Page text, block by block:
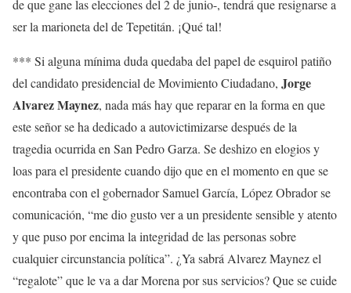
de que gane las elecciones del 2 de junio-, tendrá que resignarse a
ser la marioneta del de Tepetitán. ¡Qué tal!
*** Si alguna mínima duda quedaba del papel de esquirol patiño
del candidato presidencial de Movimiento Ciudadano, Jorge
Alvarez Maynez, nada más hay que reparar en la forma en que
este señor se ha dedicado a autovictimizarse después de la
tragedia ocurrida en San Pedro Garza. Se deshizo en elogios y
loas para el presidente cuando dijo que en el momento en que se
encontraba con el gobernador Samuel García, López Obrador se
comunicación, “me dio gusto ver a un presidente sensible y atento
y que puso por encima la integridad de las personas sobre
cualquier circunstancia política”. ¿Ya sabrá Alvarez Maynez el
“regalote” que le va a dar Morena por sus servicios? Que se cuide